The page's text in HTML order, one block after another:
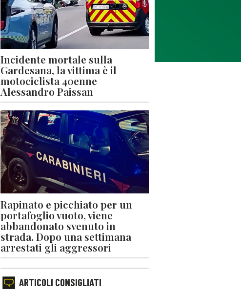
Incidente mortale sulla
Gardesana, la vittima è il
motociclista 40enne
Alessandro Paissan
Rapinato e picchiato per un
portafoglio vuoto, viene
abbandonato svenuto in
strada. Dopo una settimana
arrestati gli aggressori
ARTICOLI CONSIGLIATI